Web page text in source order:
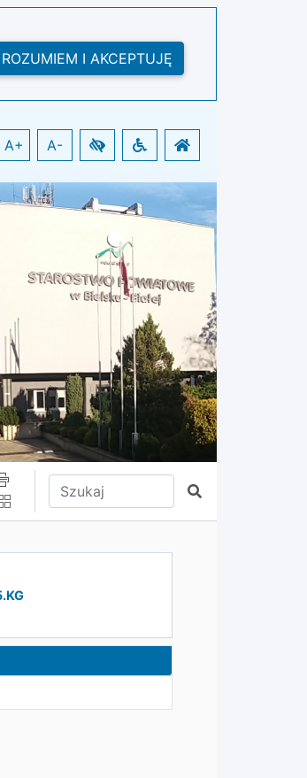
ROZUMIEM I AKCEPTUJĘ
A+ A-
Wpisz tekst do wyszukania
Szukaj